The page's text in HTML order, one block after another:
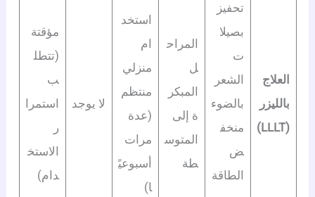
العلاج
بالليزر
تحفيز
بصيلا
الشعر
بالضوء
منخف
ض
الطاقة
المراح
المبكر
ة إلى
المتوس
طة
استخد
منزلي
منتظم
(عدة
مرات
أسبوعيً
لا يوجد
مؤقتة
(تتطل
ب
استمرا
الاستخ
دام)